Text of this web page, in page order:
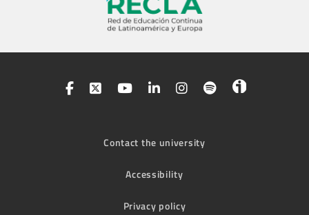
Contact the university
Accessibility
Privacy policy